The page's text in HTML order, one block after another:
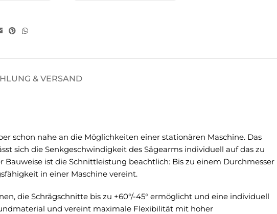
& VERSAND
schon nahe an die Möglichkeiten einer stationären Maschine. Das
sich die Senkgeschwindigkeit des Sägearms individuell auf das zu
ist die Schnittleistung beachtlich: Bis zu einem Durchmesser
in einer Maschine vereint.
die Schrägschnitte bis zu +60°/-45° ermöglicht und eine individuell
und vereint maximale Flexibilität mit hoher